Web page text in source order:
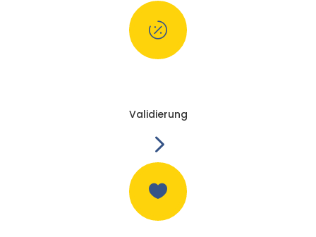

Validierung
5
